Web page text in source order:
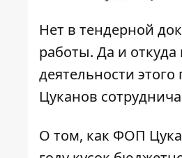
Нет в тендерной
работы. Да и
деятельности
Цуканов
О том, как ФОП